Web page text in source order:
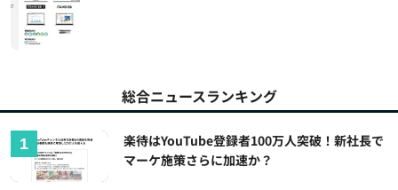
総合ニュースランキング
楽待はYouTube登録者100万人突破！新社長で
マーケ施策さらに加速か？